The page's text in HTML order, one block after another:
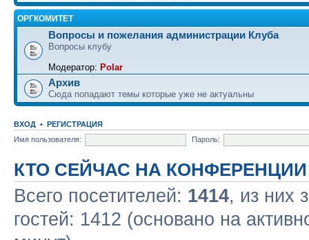
ОРГКОМИТЕТ
Вопросы и пожелания администрации Клуба
Вопросы клубу
Модератор: Polar
Архив
Сюда попадают темы которые уже не актуальны
ВХОД • РЕГИСТРАЦИЯ
Имя пользователя:
Пароль:
КТО СЕЙЧАС НА КОНФЕРЕНЦИИ
Всего посетителей: 1414, из них
гостей: 1412 (основано на